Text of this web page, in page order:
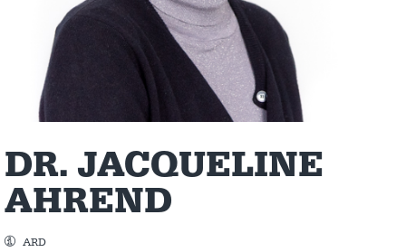
DR. JACQUELINE
AHREND
ARD